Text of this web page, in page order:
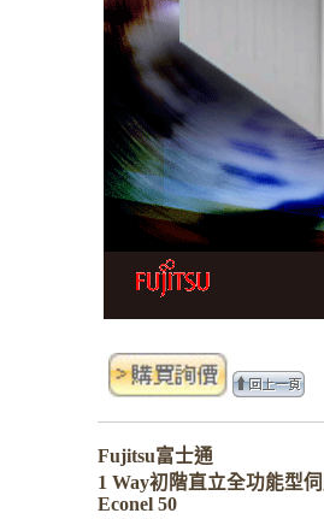
Fujitsu富士通
1 Way初階直立全功能型
Econel 50